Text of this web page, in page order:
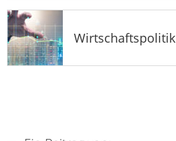
Wirtschaftspolitik